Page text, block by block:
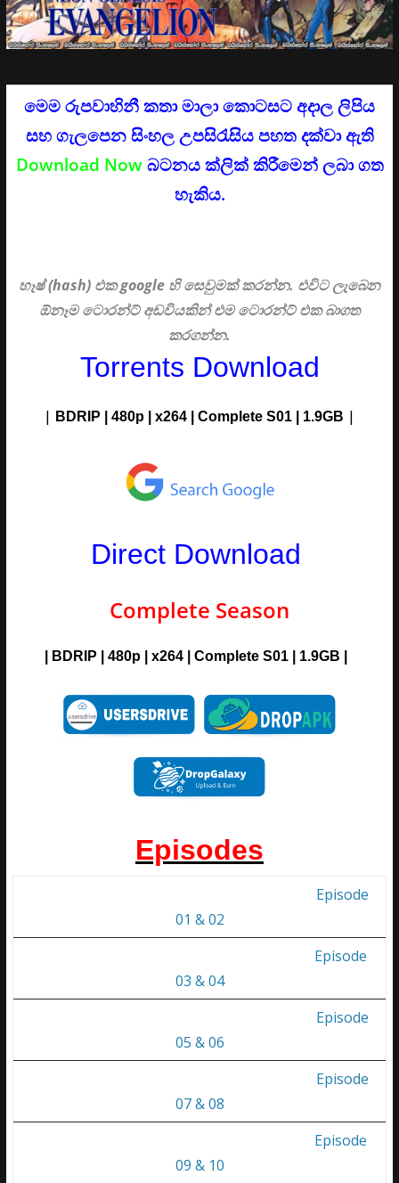
මෙම රුපවාහිනී කතා මාලා කොටසට අදාල ලිපිය
සහ ගැලපෙන සිංහල උපසිරැසිය පහත දක්වා ඇති
Download Nowබටනය ක්ලික් කිරීමෙන් ලබා ගත
හැකිය.
හෑෂ් (hash) එක google හි සෙවුමක් කරන්න. එවිට ලැබෙන
ඕනෑම ටොරන්ට් අඩවියකින් එම ටොරන්ට් එක බාගත
කරගන්න.
Torrents Download
| BDRIP | 480p | x264 | Complete S01 | 1.9GB |
Direct Download
Complete Season
BDRIP | 480p | x264 | Complete S01 | 1.9GB |
Episodes
Episode
01 & 02
Episode
03 & 04
Episode
05 & 06
Episode
07 & 08
Episode
09 & 10